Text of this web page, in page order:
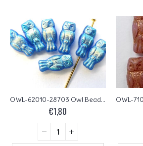
OWL-62010-28703 Owl Bead Indigo Full AB 12 Pc.
€1,80